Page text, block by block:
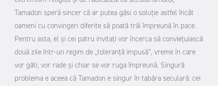
Tamadon speră sincer că ar putea găsi o soluţie astfel încât
oameni cu convingeri diferite să poată trăi împreună în pace.
Pentru asta, el şi cei patru invitaţi vor încerca să convieţuiască
două zile într-un regim de „toleranţă impusă”, vreme în care
vor găti, vor rade şi chiar se vor ruga împreună. Singură
problema e aceea că Tamadon e singur în tabăra seculară: cei